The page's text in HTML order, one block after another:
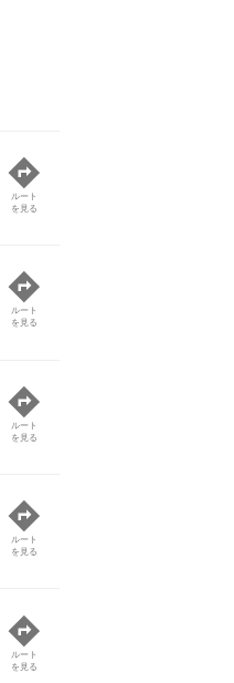
ルート
を見る
ルート
を見る
ルート
を見る
ルート
を見る
ルート
を見る